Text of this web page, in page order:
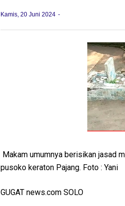
Kamis, 20 Juni 2024
Makam umumnya berisikan jasad
pusoko keraton Pajang. Foto : Yani
GUGAT news.com SOLO